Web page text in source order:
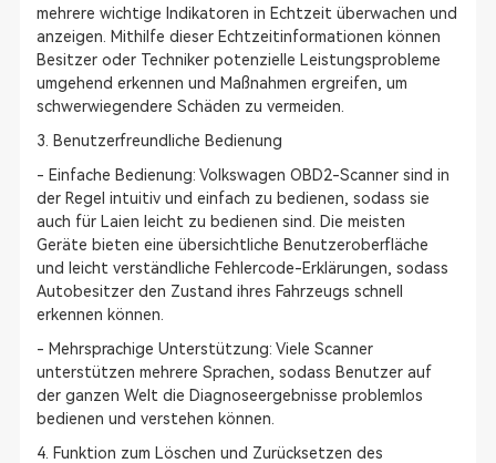
mehrere wichtige Indikatoren in Echtzeit überwachen und
anzeigen. Mithilfe dieser Echtzeitinformationen können
Besitzer oder Techniker potenzielle Leistungsprobleme
umgehend erkennen und Maßnahmen ergreifen, um
schwerwiegendere Schäden zu vermeiden.
3. Benutzerfreundliche Bedienung
- Einfache Bedienung: Volkswagen OBD2-Scanner sind in
der Regel intuitiv und einfach zu bedienen, sodass sie
auch für Laien leicht zu bedienen sind. Die meisten
Geräte bieten eine übersichtliche Benutzeroberfläche
und leicht verständliche Fehlercode-Erklärungen, sodass
Autobesitzer den Zustand ihres Fahrzeugs schnell
erkennen können.
- Mehrsprachige Unterstützung: Viele Scanner
unterstützen mehrere Sprachen, sodass Benutzer auf
der ganzen Welt die Diagnoseergebnisse problemlos
bedienen und verstehen können.
4. Funktion zum Löschen und Zurücksetzen des